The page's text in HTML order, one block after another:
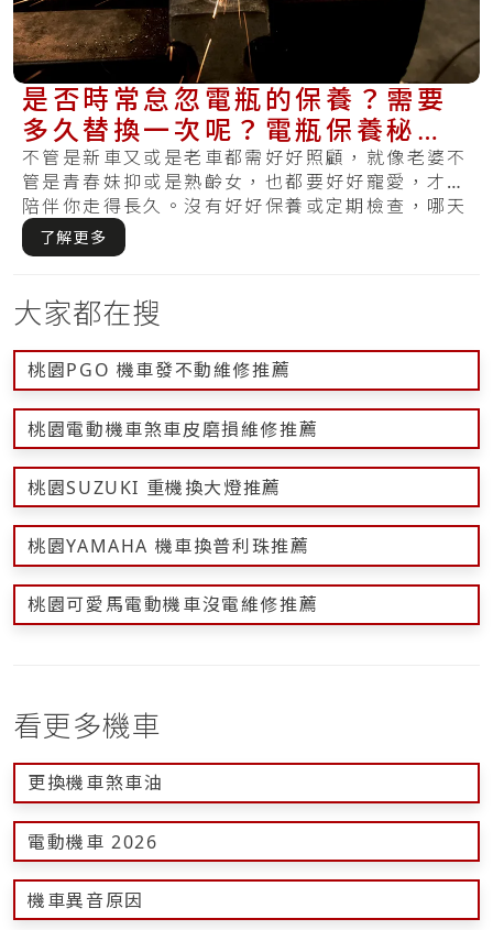
是否時常怠忽電瓶的保養？需要
多久替換一次呢？電瓶保養秘笈
教你如何將電池照料好！
不管是新車又或是老車都需好好照顧，就像老婆不
管是青春妹抑或是熟齡女，也都要好好寵愛，才能
陪伴你走得長久。沒有好好保養或定期檢查，哪天
發覺.....
了解更多
大家都在搜
桃園PGO 機車發不動維修推薦
桃園電動機車煞車皮磨損維修推薦
桃園SUZUKI 重機換大燈推薦
桃園YAMAHA 機車換普利珠推薦
桃園可愛馬電動機車沒電維修推薦
看更多機車
更換機車煞車油
電動機車 2026
機車異音原因